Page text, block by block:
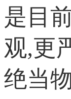
是目
观,更
绝当